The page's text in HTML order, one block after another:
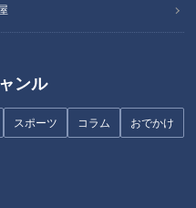
ンル
スポーツ コラム おでかけ
どうしても手中にできなか
人の侍たちは見事に、それ
ド上に集まり、歓喜する選手
ス、大野雄大投手の喜ぶ姿が